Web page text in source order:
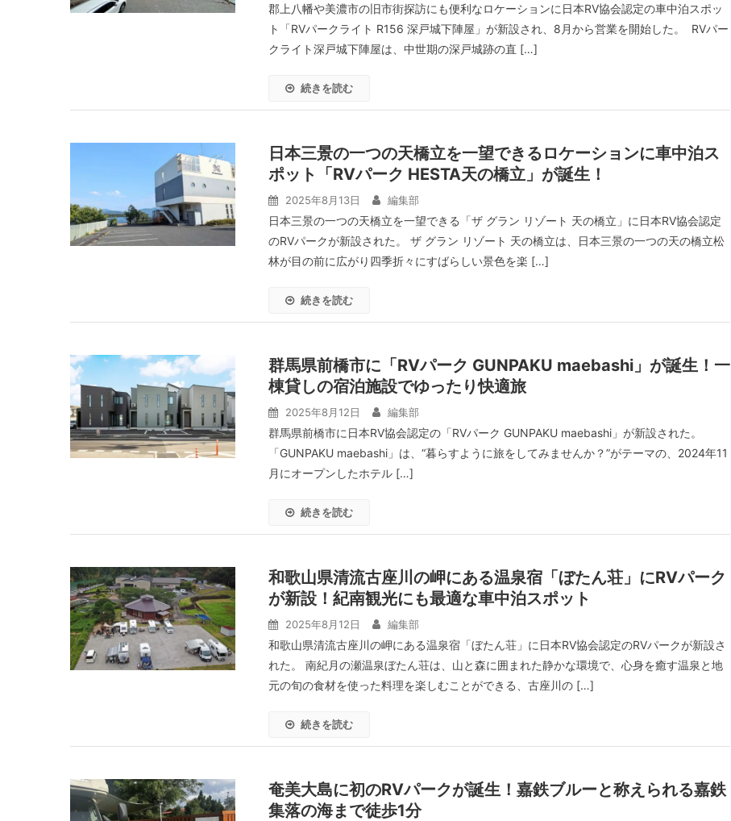
郡上八幡や美濃市の旧市街探訪にも便利なロケーションに日本RV協会認定の車中泊スポッ
ト「RVパークライト R156 深戸城下陣屋」が新設され、8月から営業を開始した。 RVパー
クライト深戸城下陣屋は、中世期の深戸城跡の直 […]
続きを読む
日本三景の一つの天橋立を一望できるロケーションに車中泊ス
ポット「RVパーク HESTA天の橋立」が誕生！
2025年8月13日 編集部
日本三景の一つの天橋立を一望できる「ザ グラン リゾート 天の橋立」に日本RV協会認定
のRVパークが新設された。 ザ グラン リゾート 天の橋立は、日本三景の一つの天の橋立松
林が目の前に広がり四季折々にすばらしい景色を楽 […]
続きを読む
群馬県前橋市に「RVパーク GUNPAKU maebashi」が誕生！一
棟貸しの宿泊施設でゆったり快適旅
2025年8月12日 編集部
群馬県前橋市に日本RV協会認定の「RVパーク GUNPAKU maebashi」が新設された。
「GUNPAKU maebashi」は、“暮らすように旅をしてみませんか？”がテーマの、2024年11
月にオープンしたホテル […]
続きを読む
和歌山県清流古座川の岬にある温泉宿「ぼたん荘」にRVパーク
が新設！紀南観光にも最適な車中泊スポット
2025年8月12日 編集部
和歌山県清流古座川の岬にある温泉宿「ぼたん荘」に日本RV協会認定のRVパークが新設さ
れた。 南紀月の瀬温泉ぼたん荘は、山と森に囲まれた静かな環境で、心身を癒す温泉と地
元の旬の食材を使った料理を楽しむことができる、古座川の […]
続きを読む
奄美大島に初のRVパークが誕生！嘉鉄ブルーと称えられる嘉鉄
集落の海まで徒歩1分